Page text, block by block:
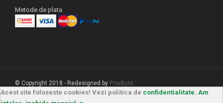
Metode de plata
© Copyright 2018 - Redesigned by PowByte
Termeni si conditii
Contact
Acest site foloseste cookies! Vezi politica de confidentialitate. Am